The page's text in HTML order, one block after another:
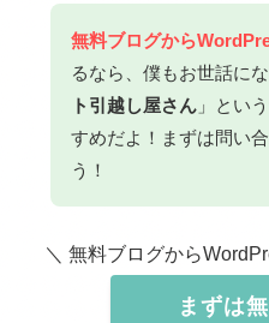
無料ブログから
るなら、僕もお世話に
ト引越し屋さん」とい
すめだよ！まずは問い
う！
＼ 無料ブログから
まずは